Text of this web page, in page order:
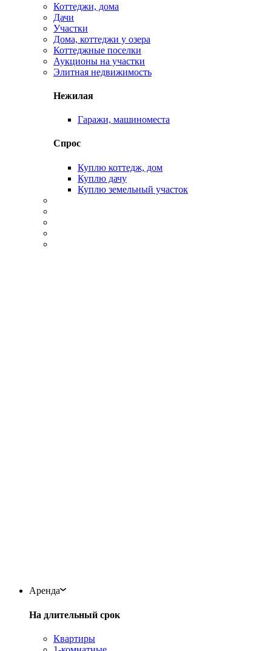
Коттеджи, дома
Дачи
Участки
Дома, коттеджи у озера
Коттеджные поселки
Аукционы на участки
Элитная недвижимость
Нежилая
Гаражи, машиноместа
Спрос
Куплю коттедж, дом
Куплю дачу
Куплю земельный участок
Аренда
На длительный срок
Квартиры